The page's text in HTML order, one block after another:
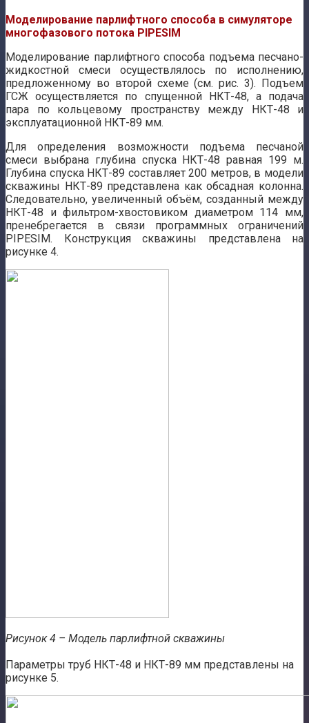
Моделирование парлифтного способа в симуляторе
многофазового потока PIPESIM
Моделирование парлифтного способа подъема песчано-
жидкостной смеси осуществлялось по исполнению,
предложенному во второй схеме (см. рис. 3). Подъем
ГСЖ осуществляется по спущенной НКТ-48, а подача
пара по кольцевому пространству между НКТ-48 и
эксплуатационной НКТ-89 мм.
Для определения возможности подъема песчаной
смеси выбрана глубина спуска НКТ-48 равная 199 м.
Глубина спуска НКТ-89 составляет 200 метров, в модели
скважины НКТ-89 представлена как обсадная колонна.
Следовательно, увеличенный объём, созданный между
НКТ-48 и фильтром-хвостовиком диаметром 114 мм,
пренебрегается в связи программных ограничений
PIPESIM. Конструкция скважины представлена на
рисунке 4.
Рисунок 4 – Модель парлифтной скважины
Параметры труб НКТ-48 и НКТ-89 мм представлены на
рисунке 5.